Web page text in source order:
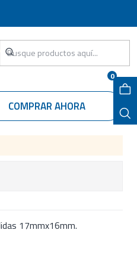
0
COMPRAR AHORA
17mmx16mm.